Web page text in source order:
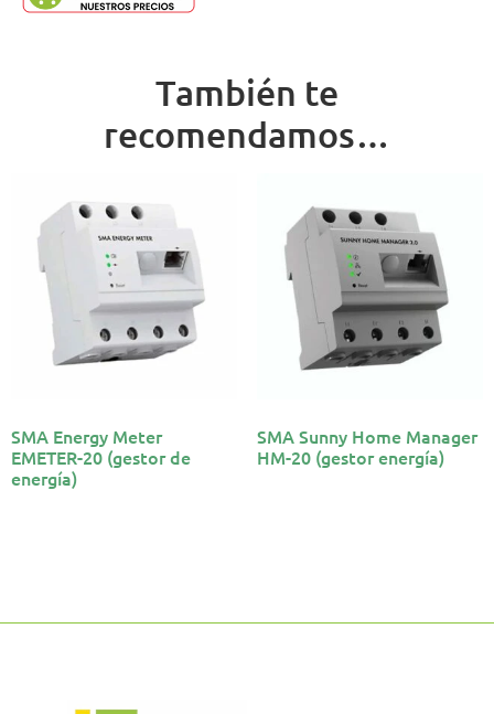
También te
recomendamos…
SMA Energy Meter
EMETER-20 (gestor de
energía)
SMA Sunny Home Manager
HM-20 (gestor energía)